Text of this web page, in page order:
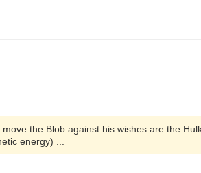
the Blob against his wishes are the
energy) ...